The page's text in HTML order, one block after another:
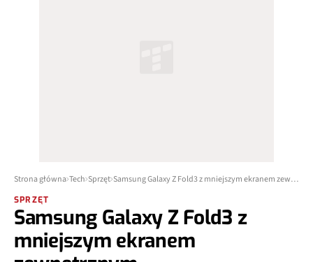
Strona główna Tech Sprzęt Samsung Galaxy Z Fold3 z mniejszym ekranem zewnętrznym
SPRZĘT
Samsung Galaxy Z Fold3 z
mniejszym ekranem